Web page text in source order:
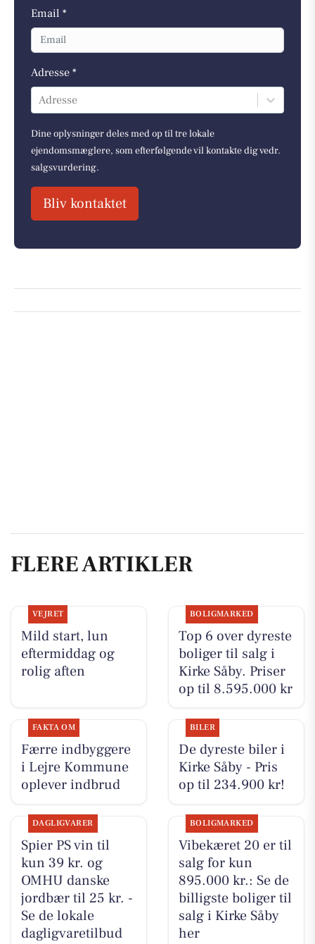
Email *
Adresse *
Adresse
Dine oplysninger deles med op til tre lokale
ejendomsmæglere, som efterfølgende vil kontakte dig vedr.
salgsvurdering.
Bliv kontaktet
FLERE ARTIKLER
VEJRET
Mild start, lun
eftermiddag og
rolig aften
BOLIGMARKED
Top 6 over dyreste
boliger til salg i
Kirke Såby. Priser
op til 8.595.000 kr
FAKTA OM
Færre indbyggere
i Lejre Kommune
oplever indbrud
BILER
De dyreste biler i
Kirke Såby - Pris
op til 234.900 kr!
DAGLIGVARER
Spier PS vin til
kun 39 kr. og
OMHU danske
jordbær til 25 kr. -
Se de lokale
dagligvaretilbud
BOLIGMARKED
Vibekæret 20 er til
salg for kun
895.000 kr.: Se de
billigste boliger til
salg i Kirke Såby
her